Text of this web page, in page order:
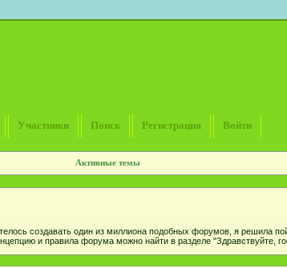
Участники Поиск Регистрация Войти
Активные темы
создавать один из миллиона подобных форумов, я решила
и правила форума можно найти в разделе "Здравствуйте,